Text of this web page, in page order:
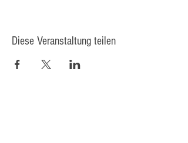
Diese Veranstaltung teilen